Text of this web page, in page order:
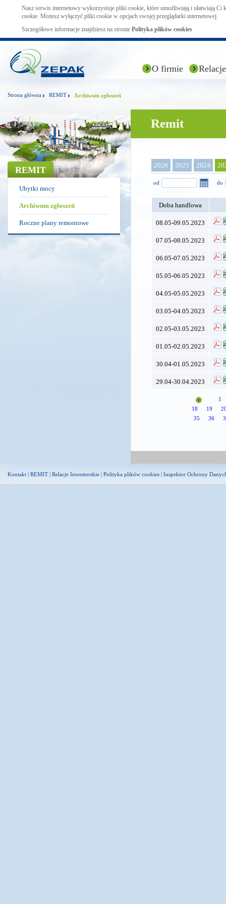
Nasz serwis internetowy wykorzystuje pliki cookie, które umożliwiają i ułatwiają Ci
cookie. Możesz wyłączyć pliki cookie w opcjach swojej przeglądarki internetowej.
Szczegółowe informacje znajdziesz na stronie Polityka plików cookies
O firmie
Strona główna REMIT Archiwum zgłoszeń
REMIT
Ubytki mocy
Archiwum zgłoszeń
Roczne plany remontowe
Remit
2026 2025 2024
od do
Doba handlowa
08.05-09.05.2023
07.05-08.05.2023
06.05-07.05.2023
05.05-06.05.2023
04.05-05.05.2023
03.05-04.05.2023
02.05-03.05.2023
01.05-02.05.2023
30.04-01.05.2023
29.04-30.04.2023
1
18
19
35
36
Kontakt | REMIT | Relacje Inwestorskie | Polityka plików cookies | Inspektor Ochrony